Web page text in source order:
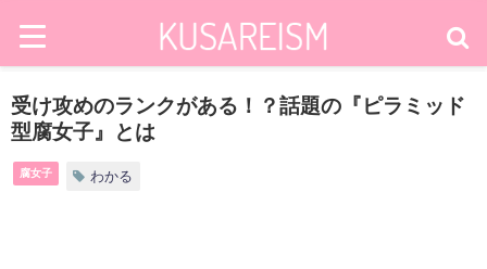
受け攻めのランクがある！？話題の『ピラミッド
型腐女子』とは
腐女子 わかる